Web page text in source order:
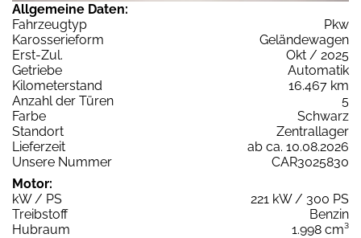
Allgemeine Daten:
Fahrzeugtyp
Pkw
Karosserieform
Geländewagen
Erst-Zul.
Okt / 2025
Getriebe
Automatik
Kilometerstand
16.467 km
Anzahl der Türen
5
Farbe
Schwarz
Standort
Zentrallager
Lieferzeit
ab ca. 10.08.2026
Unsere Nummer
CAR3025830
Motor:
kW / PS
221 kW / 300 PS
Treibstoff
Benzin
Hubraum
1.998 cm³